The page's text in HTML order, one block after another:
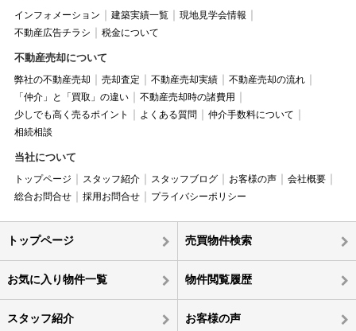
インフォメーション 建築実績一覧
現地見学会情報
不動産広告チラシ
税金について
不動産売却について
弊社の不動産売却 売却査定 不動産売却実績
不動産売却の流れ
「仲介」と「買取」の違い
不動産売却時の諸費用
少しでも高く売るポイント
よくある質問
仲介手数料について
相続相談
当社について
トップページ スタッフ紹介 スタッフブログ お客様の声
会社概要
総合お問合せ
採用お問合せ プライバシーポリシー
トップページ 売買物件検索
お気に入り物件一覧 物件閲覧履歴
スタッフ紹介 お客様の声